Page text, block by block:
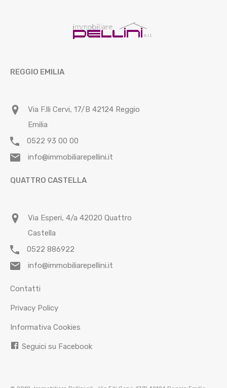
REGGIO EMILIA
Via F.lli Cervi, 17/B 42124 Reggio
Emilia
0522 93 00 00
info@immobiliarepellini.it
QUATTRO CASTELLA
Via Esperi, 4/a 42020 Quattro
Castella
0522 886922
info@immobiliarepellini.it
Contatti
Privacy Policy
Informativa Cookies
Seguici su Facebook